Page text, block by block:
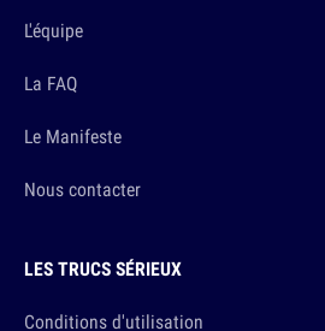
L'équipe
La FAQ
Le Manifeste
Nous contacter
LES TRUCS SÉRIEUX
Conditions d'utilisation